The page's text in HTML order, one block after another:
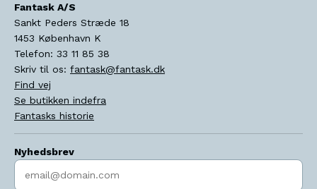
Fantask A/S
Sankt Peders Stræde 18
1453 København K
Telefon: 33 11 85 38
Skriv til os: fantask@fantask.dk
Find vej
Se butikken indefra
Fantasks historie
Nyhedsbrev
Indtast søgeord